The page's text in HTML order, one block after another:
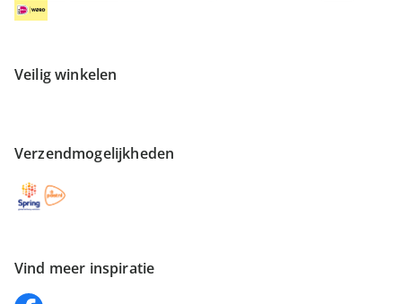
Veilig winkelen
Verzendmogelijkheden
Vind meer inspiratie